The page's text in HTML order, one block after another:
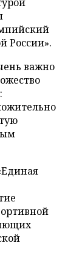
России».
важно